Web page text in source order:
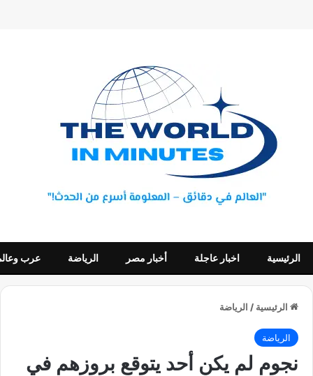
الرئيسية اخبار عاجلة أخبار مصر الرياضة عرب
الرئيسية / الرياضة
الرياضة
نجوم لم يكن أحد يتوقع بروزهم في